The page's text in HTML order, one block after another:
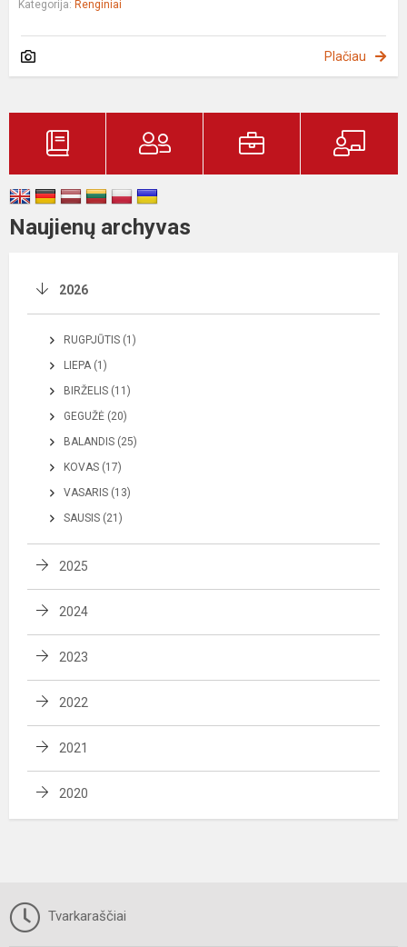
Kategorija: Renginiai
Plačiau
Naujienų archyvas
2026
RUGPJŪTIS (1)
LIEPA (1)
BIRŽELIS (11)
GEGUŽĖ (20)
BALANDIS (25)
KOVAS (17)
VASARIS (13)
SAUSIS (21)
2025
2024
2023
2022
2021
2020
Tvarkaraščiai